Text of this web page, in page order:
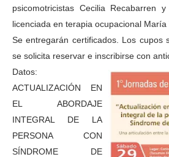
psicomotricistas Cecilia Recabarren
licenciada en terapia ocupacional María
Se entregarán certificados. Los cupos
se solicita reservar e inscribirse con
Datos:
ACTUALIZACIÓN EN
EL ABORDAJE
INTEGRAL DE LA
PERSONA CON
SÍNDROME DE